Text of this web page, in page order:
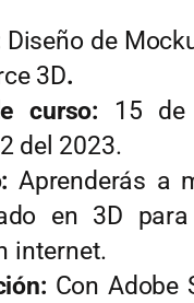
Diseño de
3D.
curso: 15 de
del 2023.
Aprenderás a
en 3D
internet.
Con Adobe